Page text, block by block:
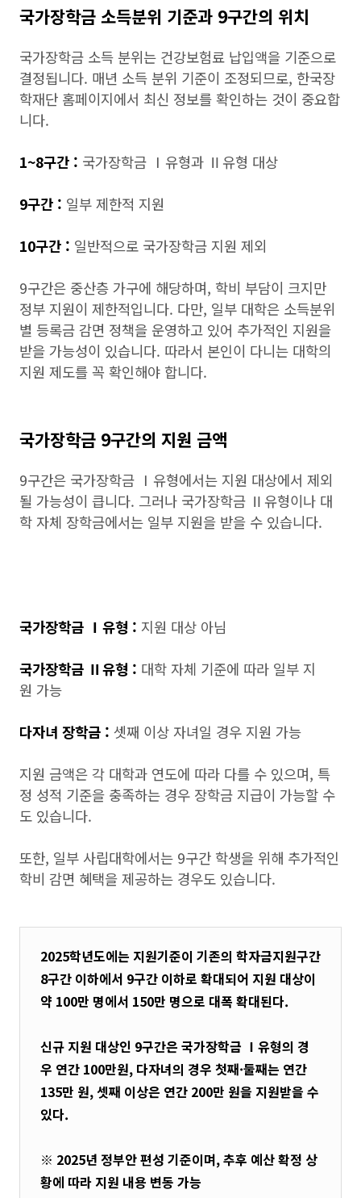
국가장학금 소득분위 기준과 9구간의 위치
국가장학금 소득 분위는 건강보험료 납입액을 기준으로
결정됩니다. 매년 소득 분위 기준이 조정되므로, 한국장
학재단 홈페이지에서 최신 정보를 확인하는 것이 중요합
니다.
1~8구간 : 국가장학금 Ⅰ유형과 Ⅱ유형 대상
9구간 : 일부 제한적 지원
10구간 : 일반적으로 국가장학금 지원 제외
9구간은 중산층 가구에 해당하며, 학비 부담이 크지만
정부 지원이 제한적입니다. 다만, 일부 대학은 소득분위
별 등록금 감면 정책을 운영하고 있어 추가적인 지원을
받을 가능성이 있습니다. 따라서 본인이 다니는 대학의
지원 제도를 꼭 확인해야 합니다.
국가장학금 9구간의 지원 금액
9구간은 국가장학금 Ⅰ유형에서는 지원 대상에서 제외
될 가능성이 큽니다. 그러나 국가장학금 Ⅱ유형이나 대
학 자체 장학금에서는 일부 지원을 받을 수 있습니다.
국가장학금 Ⅰ유형 : 지원 대상 아님
국가장학금 Ⅱ유형 : 대학 자체 기준에 따라 일부 지
원 가능
다자녀 장학금 : 셋째 이상 자녀일 경우 지원 가능
지원 금액은 각 대학과 연도에 따라 다를 수 있으며, 특
정 성적 기준을 충족하는 경우 장학금 지급이 가능할 수
도 있습니다.
또한, 일부 사립대학에서는 9구간 학생을 위해 추가적인
학비 감면 혜택을 제공하는 경우도 있습니다.
2025학년도에는 지원기준이 기존의 학자금지원구간
8구간 이하에서 9구간 이하로 확대되어 지원 대상이
약 100만 명에서 150만 명으로 대폭 확대된다.
신규 지원 대상인 9구간은 국가장학금 Ⅰ유형의 경
우 연간 100만원, 다자녀의 경우 첫째·둘째는 연간
135만 원, 셋째 이상은 연간 200만 원을 지원받을 수
있다.
※ 2025년 정부안 편성 기준이며, 추후 예산 확정 상
황에 따라 지원 내용 변동 가능